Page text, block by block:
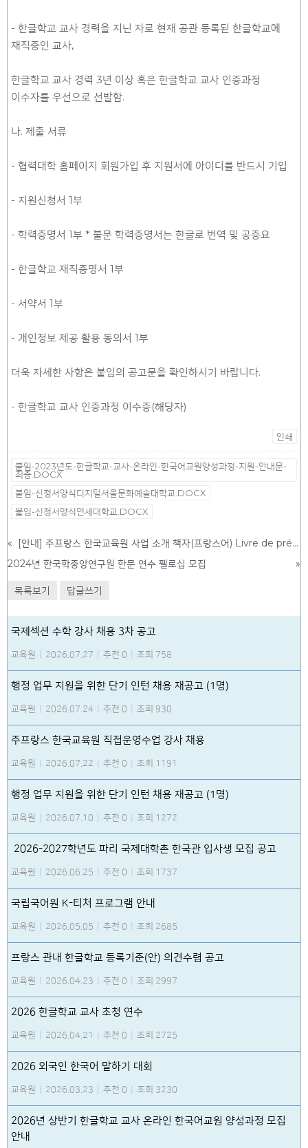
- 한글학교 교사 경력을 지닌 자로 현재 공관 등록된 한글학교에
재직중인 교사,
한글학교 교사 경력 3년 이상 혹은 한글학교 교사 인증과정
이수자를 우선으로 선발함.
나. 제출 서류
- 협력대학 홈페이지 회원가입 후 지원서에 아이디를 반드시 기입
- 지원신청서 1부
- 학력증명서 1부 * 불문 학력증명서는 한글로 번역 및 공증요
- 한글학교 재직증명서 1부
- 서약서 1부
- 개인정보 제공 활용 동의서 1부
더욱 자세한 사항은 붙임의 공고문을 확인하시기 바랍니다.
- 한글학교 교사 인증과정 이수증(해당자)
인쇄
붙임-2023년도-한글학교-교사-온라인-한국어교원양성과정-지원-안내문-
최종.DOCX
붙임-신청서양식디지털서울문화예술대학교.DOCX
붙임-신청서양식연세대학교.DOCX
«
[안내] 주프랑스 한국교육원 사업 소개 책자(프랑스어) Livre de présentation de la section éducation (fr)
2024년 한국학중앙연구원 한문 연수 펠로십 모집
»
목록보기 답글쓰기
국제섹션 수학 강사 채용 3차 공고
교육원 2026.07.27 추천 0 조회 758
행정 업무 지원을 위한 단기 인턴 채용 재공고 (1명)
교육원 2026.07.24 추천 0 조회 930
주프랑스 한국교육원 직접운영수업 강사 채용
교육원 2026.07.22 추천 0 조회 1191
행정 업무 지원을 위한 단기 인턴 채용 재공고 (1명)
교육원 2026.07.10 추천 0 조회 1272
2026-2027학년도 파리 국제대학촌 한국관 입사생 모집 공고
교육원 2026.06.25 추천 0 조회 1737
국립국어원 K-티처 프로그램 안내
교육원 2026.05.05 추천 0 조회 2685
프랑스 관내 한글학교 등록기준(안) 의견수렴 공고
교육원 2026.04.23 추천 0 조회 2997
2026 한글학교 교사 초청 연수
교육원 2026.04.21 추천 0 조회 2725
2026 외국인 한국어 말하기 대회
교육원 2026.03.23 추천 0 조회 3230
2026년 상반기 한글학교 교사 온라인 한국어교원 양성과정 모집
안내